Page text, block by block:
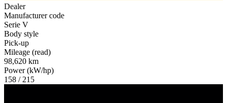
Dealer
Manufacturer code
Serie V
Body style
Pick-up
Mileage (read)
98,620 km
Power (kW/hp)
158 / 215